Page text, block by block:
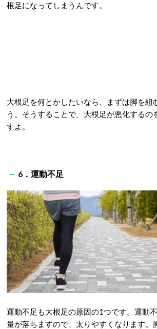
根足になってしまうんです。
大根足を何とかしたいなら、まずは脚を組
う。そうすることで、大根足が悪化するの
すよ。
6．運動不足
運動不足も大根足の原因の1つです。運動
量が落ちますので、太りやすくなります。